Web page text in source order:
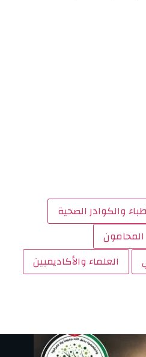
والكوادر الصحية
المحامون
العلماء والأكاديميين